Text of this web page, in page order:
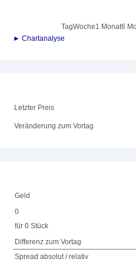
TagWoche1 Monat6
► Chartanalyse
Letzter Preis
Veränderung zum Vortag
Geld
0
für 0 Stück
Differenz zum Vortag
Spread absolut / relativ